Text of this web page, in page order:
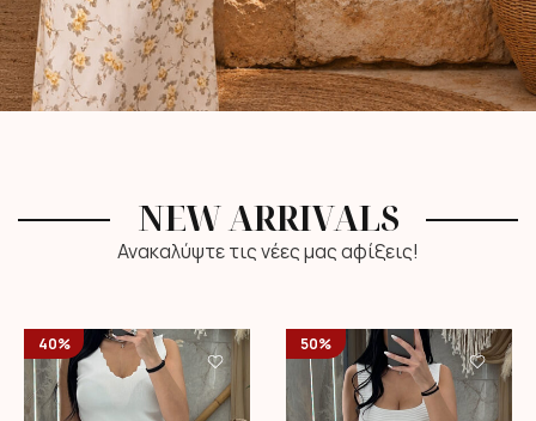
NEW ARRIVALS
Ανακαλύψτε τις νέες μας αφίξεις!
40% 50%